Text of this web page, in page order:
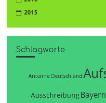
2015
Schlagworte
Antenne Deutschland
AusschreibungBayern